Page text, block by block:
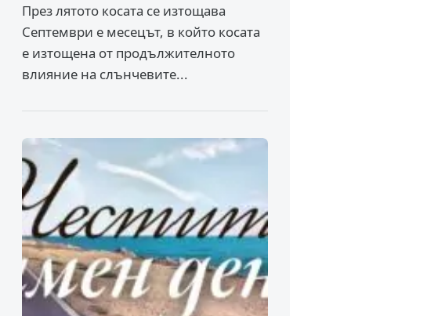
През лятото косата се изтощава
Септември е месецът, в който косата
е изтощена от продължителното
влияние на слънчевите...